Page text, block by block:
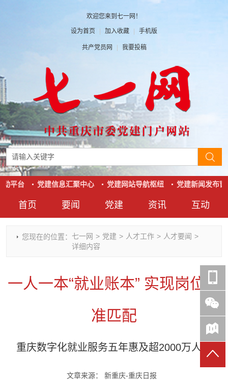
欢迎您来到七一网！
设为首页 | 加入收藏 | 手机版
共产党员网 | 我要投稿
首页 要闻
时政要闻
干部任免
理论武装
七一视角
党建
党建动态
人才工作
基层组织建设
作风建设
资讯
热点关注
党刊好文
党务知识
党史参阅
七一书院
互动
红岩评论
七一文学
党建头条微信公众号
七一号
平台 党建信息汇聚中心 党建网站导航枢纽 党建新闻发布窗
您现在的位置： 七一网 > 党建 > 人才工作 > 人才要闻 >
详细内容
一人一本“就业账本” 实现岗位精
准匹配
重庆数字化就业服务五年惠及超2000万人次
文章来源： 新重庆-重庆日报